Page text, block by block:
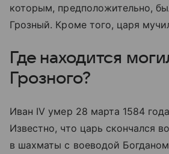
которым, предположительно,
Грозный. Кроме того, царя
Где находится
Грозного?
Иван IV умер 28 марта 1584
Известно, что царь скончался
в шахматы с воеводой